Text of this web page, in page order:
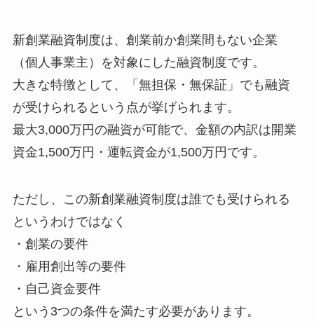
新創業融資制度は、創業前か創業間もない企業
（個人事業主）を対象にした融資制度です。
大きな特徴として、「無担保・無保証」でも融資
が受けられるという点が挙げられます。
最大3,000万円の融資が可能で、金額の内訳は開業
資金1,500万円・運転資金が1,500万円です。
ただし、この新創業融資制度は誰でも受けられる
というわけではなく
・創業の要件
・雇用創出等の要件
・自己資金要件
という3つの条件を満たす必要があります。